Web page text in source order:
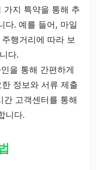
가지 특약을 통해 추
다. 예를 들어, 마일
행거리에 따라 보
다.
을 통해 간편하게
정보와 서류 제출
고객센터를 통해
니다.